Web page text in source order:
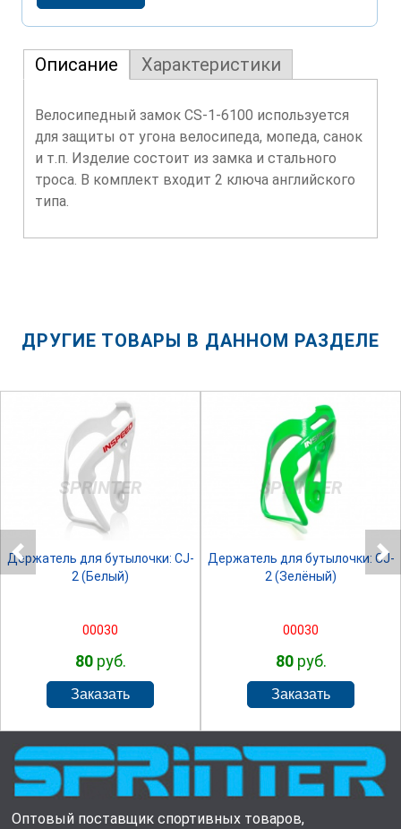
Описание Характеристики
Велосипедный замок CS-1-6100 используется
для защиты от угона велосипеда, мопеда, санок
и т.п. Изделие состоит из замка и стального
троса. В комплект входит 2 ключа английского
типа.
ДРУГИЕ ТОВАРЫ В ДАННОМ РАЗДЕЛЕ
SPRINTER
Держатель для бутылочки: CJ-
2 (Белый)
00030
80руб.
SPRINTER
Держатель для бутылочки: CJ-
2 (Зелёный)
00030
80руб.
Оптовый поставщик спортивных товаров,